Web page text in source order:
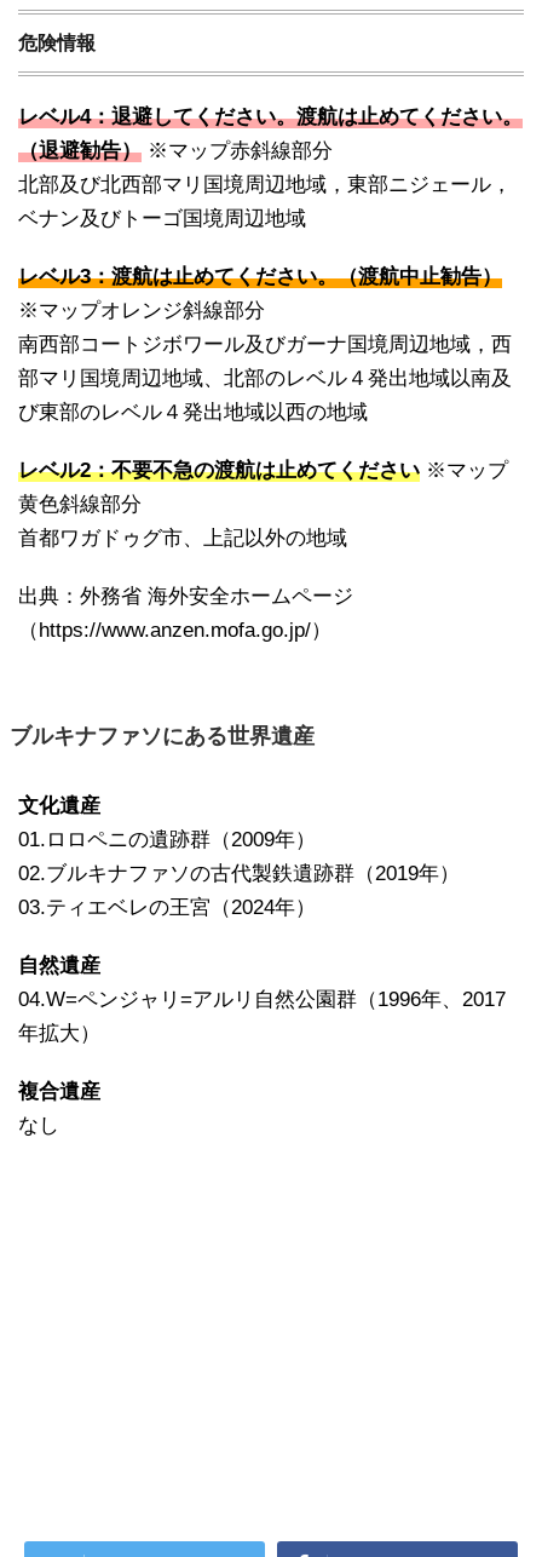
危険情報
レベル4：退避してください。渡航は止めてください。
（退避勧告） ※マップ赤斜線部分
北部及び北西部マリ国境周辺地域，東部ニジェール，
ベナン及びトーゴ国境周辺地域
レベル3：渡航は止めてください。（渡航中止勧告）
※マップオレンジ斜線部分
南西部コートジボワール及びガーナ国境周辺地域，西
部マリ国境周辺地域、北部のレベル４発出地域以南及
び東部のレベル４発出地域以西の地域
レベル2：不要不急の渡航は止めてください ※マップ
黄色斜線部分
首都ワガドゥグ市、上記以外の地域
出典：外務省 海外安全ホームページ
（https://www.anzen.mofa.go.jp/）
ブルキナファソにある世界遺産
文化遺産
01.ロロペニの遺跡群（2009年）
02.ブルキナファソの古代製鉄遺跡群（2019年）
03.ティエベレの王宮（2024年）
自然遺産
04.W=ペンジャリ=アルリ自然公園群（1996年、2017
年拡大）
複合遺産
なし